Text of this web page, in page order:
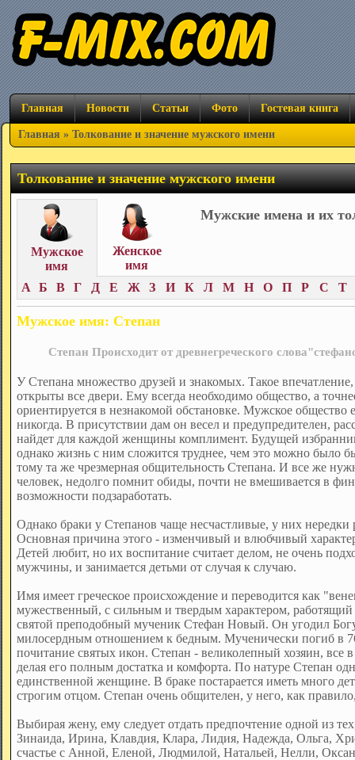
Главная Новости Статьи Фото Гостевая книга
Главная » Толкование и значение мужского имени
Толкование и значение мужского имени
Мужское
имя
Женское
имя
Мужские имена и их
А Б В Г Д Е Ж З И К Л М Н О П Р С Т
Мужское имя: Степан
Степан Происходит от древнегреческого
У Степана множество друзей и знакомых. Такое
открыты все двери. Ему всегда необходимо общество, а
ориентируется в незнакомой обстановке. Мужское общество
никогда. В присутствии дам он весел и предупредителен,
найдет для каждой женщины комплимент. Будущей
однако жизнь с ним сложится труднее, чем это можно было
тому та же чрезмерная общительность Степана. И все же
человек, недолго помнит обиды, почти не вмешивается в
возможности подзаработать.
Однако браки у Степанов чаще несчастливые, у них
Основная причина этого - изменчивый и влюбчивый
Детей любит, но их воспитание считает делом, не очень
мужчины, и занимается детьми от случая к случаю.
Имя имеет греческое происхождение и переводится как
мужественный, с сильным и твердым характером,
святой преподобный мученик Стефан Новый. Он угодил
милосердным отношением к бедным. Мученически погиб в
почитание святых икон. Степан - великолепный хозяин, все
делая его полным достатка и комфорта. По натуре Степан
единственной женщине. В браке постарается иметь много
строгим отцом. Степан очень общителен, у него, как
Выбирая жену, ему следует отдать предпочтение одной из
Зинаида, Ирина, Клавдия, Клара, Лидия, Надежда, Ольга,
счастье с Анной, Еленой, Людмилой, Натальей, Нелли,